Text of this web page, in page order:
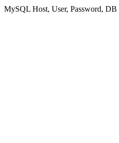
MySQL Host, User, Password,